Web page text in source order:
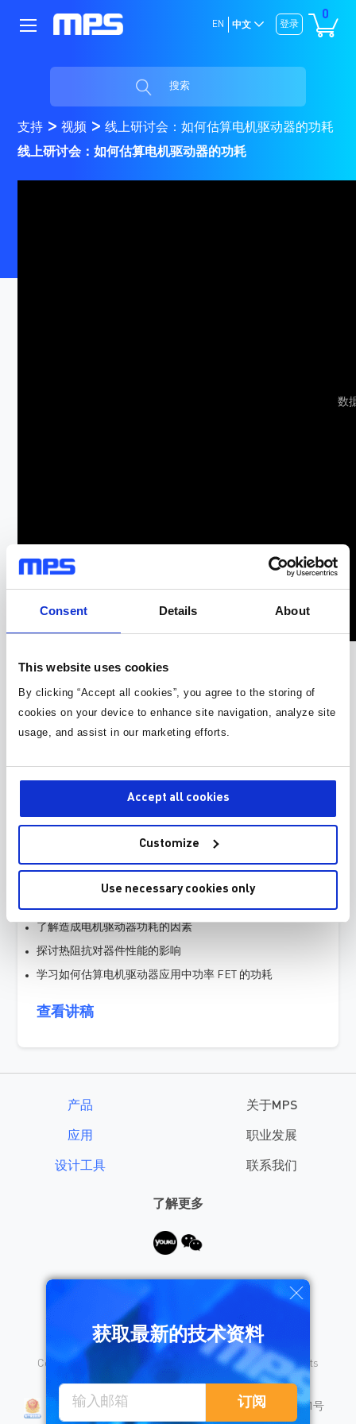
Consent Details About
This website uses cookies
By clicking “Accept all cookies”, you agree to the storing of
cookies on your device to enhance site navigation, analyze site
usage, and assist in our marketing efforts.
Accept all cookies
Customize
Use necessary cookies only
0
登录
EN 中文
搜索
支持 视频
线上研讨会：如何估算电机驱动器的功耗
线上研讨会：如何估算电机驱动器的功耗
数
如何估算电机驱动器的功耗
当我们为电机应用或电感负载选择桥式驱动
温高于环境温度，升高程度受热阻抗的影
响。热阻抗由器件特性（如封装和芯片尺
定义最大支持电流的关键因素。要准确计算
出给定应用的最大允许电流，首先需要估算
出电机驱动器的总功耗。
本次研讨会涵盖的主题包括：
了解造成电机驱动器功耗的因素
探讨热阻抗对器件性能的影响
学习如何估算电机驱动器应用中功率 FET 的功耗
查看讲稿
产品
应用
设计工具
关于MPS
职业发展
联系我们
了解更多
需要帮助？
Copyright © 2026 Monolithic Power Systems, Inc. All rights
沪公网安备 31010402008155号
沪ICP备18023031号
获取最新的技术资料
订阅